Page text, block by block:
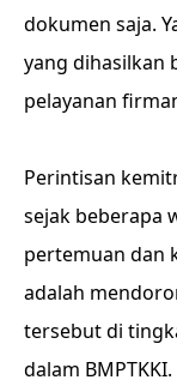
dokumen saja.
yang dihasilkan
pelayanan
Perintisan
sejak beberapa
pertemuan dan
adalah
tersebut di
dalam BMPTKKI.